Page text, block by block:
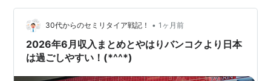
払う主な手段としては，小切手や為替送金で行える場合
もあるが，PayPalを利用して送金するのが最もスタンダ
ード。
日本からは撤退したものの，現在展開している所での登
30代からのセミリタイア戦記！ • 1ヶ月前
2026年6月収入まとめとやはりバンコクより日本
は過ごしやすい！(*^^*)